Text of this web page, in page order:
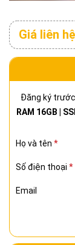
Giá liên hệ
Đăng ký trước
RAM 16GB |
Họ và tên *
Số điện thoại *
Email